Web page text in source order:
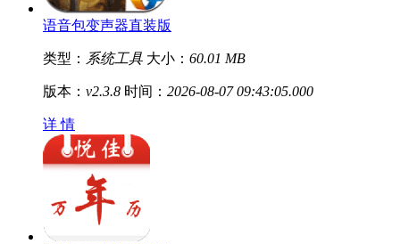
语音包变声器直装版
类型： 系统工具 大小： 60.01 MB
版本： v2.3.8 时间： 2026-08-07 09:43:05.000
详 情